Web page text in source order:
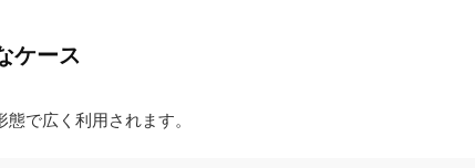
ケース
で広く利用されます。